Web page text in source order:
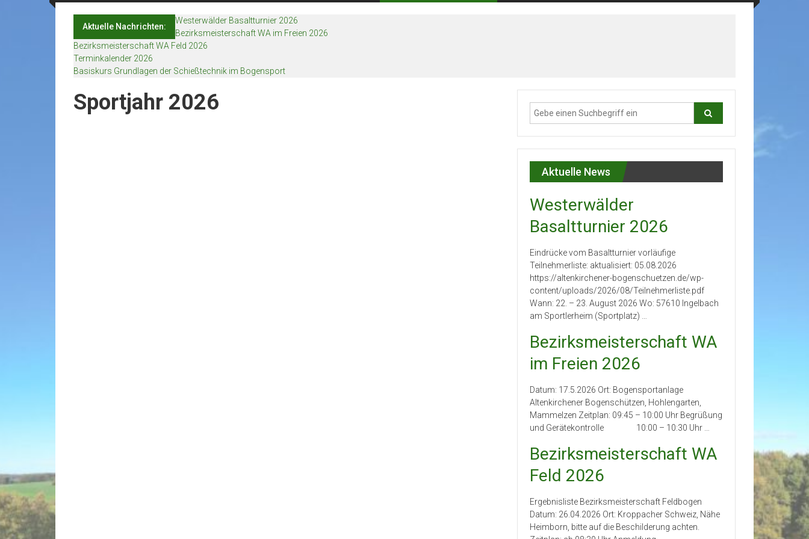
Aktuelle Nachrichten:
Westerwälder Basaltturnier 2026
Bezirksmeisterschaft WA im Freien 2026
Bezirksmeisterschaft WA Feld 2026
Terminkalender 2026
Basiskurs Grundlagen der Schießtechnik im Bogensport
Sportjahr 2026
Aktuelle News
Westerwälder
Basaltturnier 2026
Eindrücke vom Basaltturnier vorläufige
Teilnehmerliste: aktualisiert: 05.08.2026
https://altenkirchener-bogenschuetzen.de/wp-
content/uploads/2026/08/Teilnehmerliste.pdf
Wann: 22. – 23. August 2026 Wo: 57610 Ingelbach
am Sportlerheim (Sportplatz) …
Bezirksmeisterschaft WA
im Freien 2026
Datum: 17.5.2026 Ort: Bogensportanlage
Altenkirchener Bogenschützen, Hohlengarten,
Mammelzen Zeitplan: 09:45 – 10:00 Uhr Begrüßung
und Gerätekontrolle 10:00 – 10:30 Uhr …
Bezirksmeisterschaft WA
Feld 2026
Ergebnisliste Bezirksmeisterschaft Feldbogen
Datum: 26.04.2026 Ort: Kroppacher Schweiz, Nähe
Heimborn, bitte auf die Beschilderung achten.